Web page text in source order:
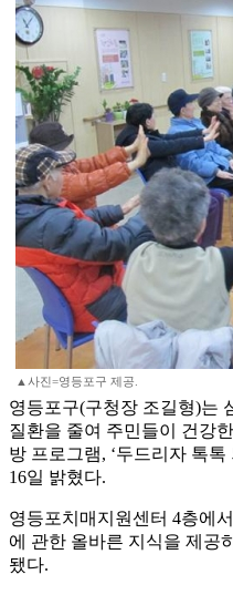
▲사진=영등포구 제공.
영등포구(구청장 조길형)는
질환을 줄여 주민들이 건강
방 프로그램, ‘두드리자 톡
16일 밝혔다.
영등포치매지원센터 4층에
에 관한 올바른 지식을 제공
됐다.